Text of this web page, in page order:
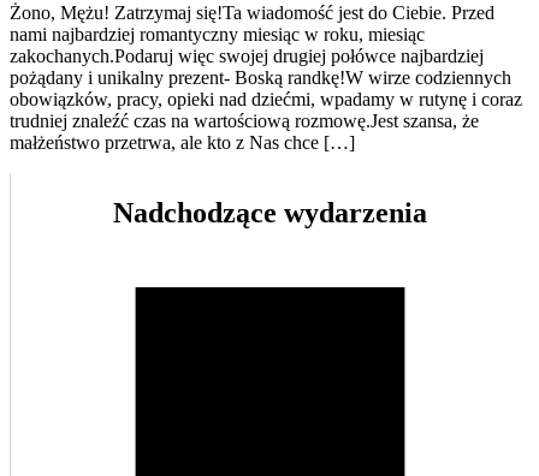
Żono, Mężu! Zatrzymaj się!Ta wiadomość jest do Ciebie. Przed
nami najbardziej romantyczny miesiąc w roku, miesiąc
zakochanych.Podaruj więc swojej drugiej połówce najbardziej
pożądany i unikalny prezent- Boską randkę!W wirze codziennych
obowiązków, pracy, opieki nad dziećmi, wpadamy w rutynę i coraz
trudniej znaleźć czas na wartościową rozmowę.Jest szansa, że
małżeństwo przetrwa, ale kto z Nas chce […]
Nadchodzące wydarzenia